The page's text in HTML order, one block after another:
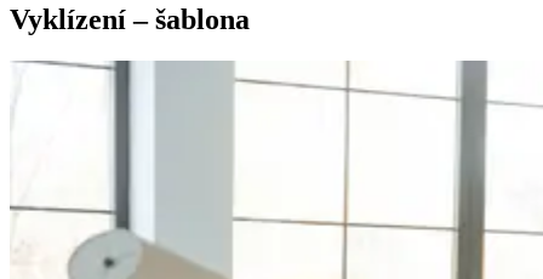
Vyklízení – šablona